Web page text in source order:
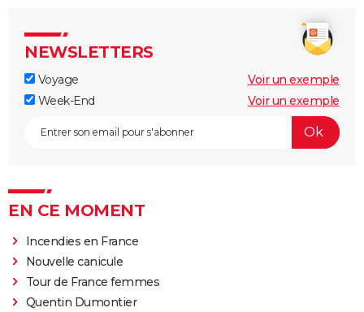
NEWSLETTERS
Voyage
Voir un exemple
Week-End
Voir un exemple
EN CE MOMENT
Incendies en France
Nouvelle canicule
Tour de France femmes
Quentin Dumontier